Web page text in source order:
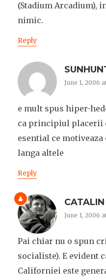
(Stadium Arcadium),
nimic.
Reply
June 1, 2006
e mult spus hiper-
ca principiul placerii
esential ce
langa altele
Reply
CATALIN
June 1, 2006
Pai chiar nu o spun
socialiste). E evident
Californiei este